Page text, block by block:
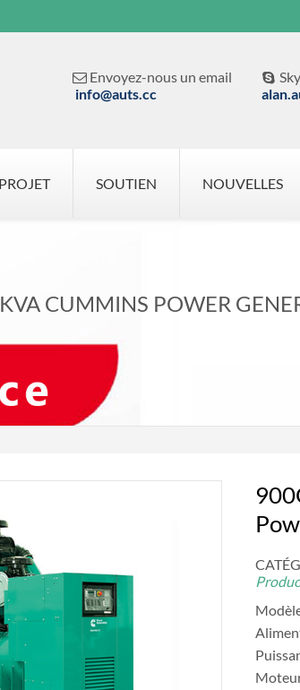
 Envoyez-nous un email
info@auts.cc

SOUTIEN NOUVELLES
CUMMINS POWER